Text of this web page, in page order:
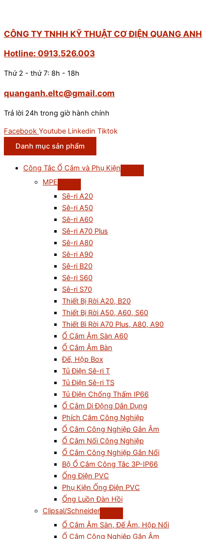
CÔNG TY TNHH KỸ THUẬT CƠ ĐIỆN QUANG ANH
Hotline: 0913.526.003
Thứ 2 - thứ 7: 8h - 18h
quanganh.eltc@gmail.com
Trả lời 24h trong giờ hành chính
Facebook Youtube Linkedin Tiktok
Danh mục sản phẩm
Công Tắc Ổ Cắm và Phụ Kiện
MPE
Sê-ri A20
Sê-ri A50
Sê-ri A60
Sê-ri A70 Plus
Sê-ri A80
Sê-ri A90
Sê-ri B20
Sê-ri S60
Sê-ri S70
Thiết Bị Rời A20, B20
Thiết Bị Rời A50, A60, S60
Thiết Bì Rời A70 Plus, A80, A90
Ổ Cắm Âm Sàn A60
Ổ Cắm Âm Bàn
Đế, Hộp Box
Tủ Điện Sê-ri T
Tủ Điện Sê-ri TS
Tủ Điện Chống Thấm IP66
Ổ Cắm Di Động Dân Dụng
Phích Cắm Công Nghiệp
Ổ Cắm Công Nghiệp Gắn Âm
Ổ Cắm Nối Công Nghiệp
Ổ Cắm Công Nghiệp Gắn Nổi
Bộ Ổ Cắm Công Tắc 3P-IP66
Ống Điện PVC
Phụ Kiện Ống Điện PVC
Ống Luồn Đàn Hồi
Clipsal/Schneider
Ổ Cắm Âm Sàn, Đế Âm, Hộp Nổi
Ổ Cắm Công Nghiệp Gắn Âm